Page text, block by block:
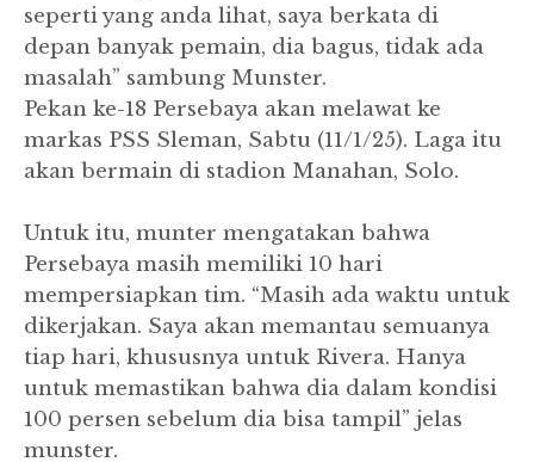
seperti yang anda lihat, saya berkata di
depan banyak pemain, dia bagus, tidak ada
masalah” sambung Munster.
Pekan ke-18 Persebaya akan melawat ke
markas PSS Sleman, Sabtu (11/1/25). Laga itu
akan bermain di stadion Manahan, Solo.
Untuk itu, munter mengatakan bahwa
Persebaya masih memiliki 10 hari
mempersiapkan tim. “Masih ada waktu untuk
dikerjakan. Saya akan memantau semuanya
tiap hari, khususnya untuk Rivera. Hanya
untuk memastikan bahwa dia dalam kondisi
100 persen sebelum dia bisa tampil” jelas
munster.